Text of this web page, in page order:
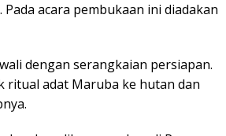
Pada acara pembukaan ini diadakan
dengan serangkaian persiapan.
ritual adat Maruba ke hutan dan